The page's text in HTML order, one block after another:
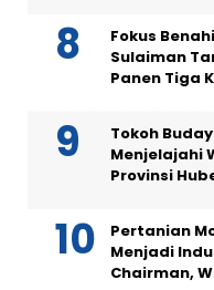
Fokus
Sulaiman
Panen Tiga
Tokoh
Menjelajahi
Provinsi
Pertanian
Menjadi
Chairman,